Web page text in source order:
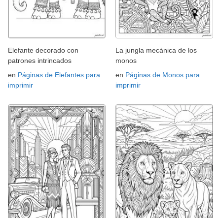
Elefante decorado con
patrones intrincados
en Páginas de Elefantes para
imprimir
La jungla mecánica de los
monos
en Páginas de Monos para
imprimir